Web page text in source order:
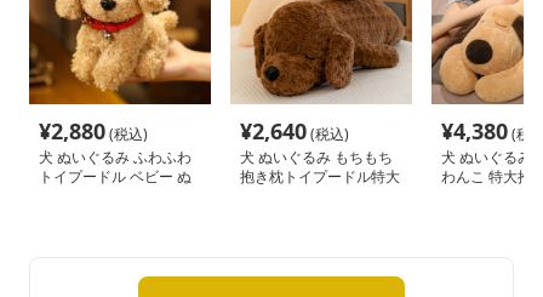
¥2,880(税込)
犬 ぬいぐるみ ふわふわ
トイプードル ベビー ぬ
¥2,640(税込)
犬 ぬいぐるみ もちもち
抱き枕トイプードル特大
¥4,380(税
犬 ぬいぐるみ
わんこ 特大抱